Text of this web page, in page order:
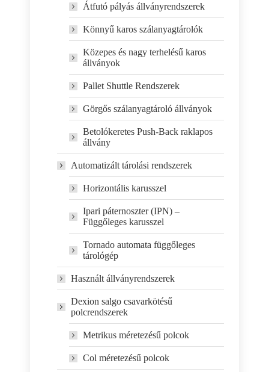
Átfutó pályás állványrendszerek
Könnyű karos szálanyagtárolók
Közepes és nagy terhelésű karos
állványok
Pallet Shuttle Rendszerek
Görgős szálanyagtároló állványok
Betolókeretes Push-Back raklapos
állvány
Automatizált tárolási rendszerek
Horizontális karusszel
Ipari páternoszter (IPN) –
Függőleges karusszel
Tornado automata függőleges
tárológép
Használt állványrendszerek
Dexion salgo csavarkötésű
polcrendszerek
Metrikus méretezésű polcok
Col méretezésű polcok